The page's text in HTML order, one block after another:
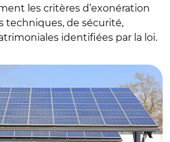
les critères d’exonération
techniques, de sécurité,
identifiées par la loi.